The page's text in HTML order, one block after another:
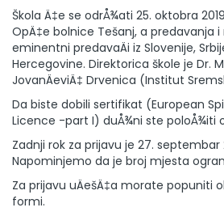
Škola Ä‡e se odrÅ¾ati 25. oktobra
OpÄ‡e bolnice Tešanj, a predavanja
eminentni predavaÄi iz Slovenije,
Hercegovine. Direktorica škole je Dr.
JovanÄeviÄ‡ Drvenica (Institut
Da biste dobili sertifikat (European
Licence -part I) duÅ¾ni ste poloÅ¾iti
Zadnji rok za prijavu je 27. septembar
Napominjemo da je broj mjesta
Za prijavu uÄešÄ‡a morate popuniti
formi.